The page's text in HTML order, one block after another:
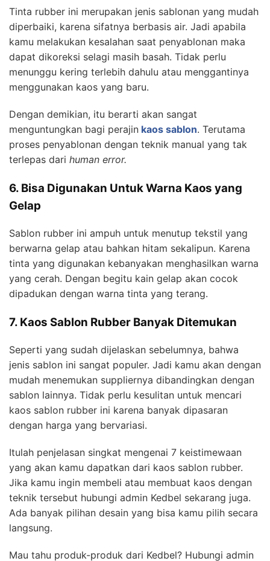
Tinta rubber ini merupakan jenis sablonan yang mudah
diperbaiki, karena sifatnya berbasis air. Jadi apabila
kamu melakukan kesalahan saat penyablonan maka
dapat dikoreksi selagi masih basah. Tidak perlu
menunggu kering terlebih dahulu atau menggantinya
menggunakan kaos yang baru.
Dengan demikian, itu berarti akan sangat
menguntungkan bagi perajin kaos sablon. Terutama
proses penyablonan dengan teknik manual yang tak
terlepas dari human error.
6. Bisa Digunakan Untuk Warna Kaos yang
Gelap
Sablon rubber ini ampuh untuk menutup tekstil yang
berwarna gelap atau bahkan hitam sekalipun. Karena
tinta yang digunakan kebanyakan menghasilkan warna
yang cerah. Dengan begitu kain gelap akan cocok
dipadukan dengan warna tinta yang terang.
7. Kaos Sablon Rubber Banyak Ditemukan
Seperti yang sudah dijelaskan sebelumnya, bahwa
jenis sablon ini sangat populer. Jadi kamu akan dengan
mudah menemukan suppliernya dibandingkan dengan
sablon lainnya. Tidak perlu kesulitan untuk mencari
kaos sablon rubber ini karena banyak dipasaran
dengan harga yang bervariasi.
Itulah penjelasan singkat mengenai 7 keistimewaan
yang akan kamu dapatkan dari kaos sablon rubber.
Jika kamu ingin membeli atau membuat kaos dengan
teknik tersebut hubungi admin Kedbel sekarang juga.
Ada banyak pilihan desain yang bisa kamu pilih secara
langsung.
Mau tahu produk-produk dari Kedbel? Hubungi admin